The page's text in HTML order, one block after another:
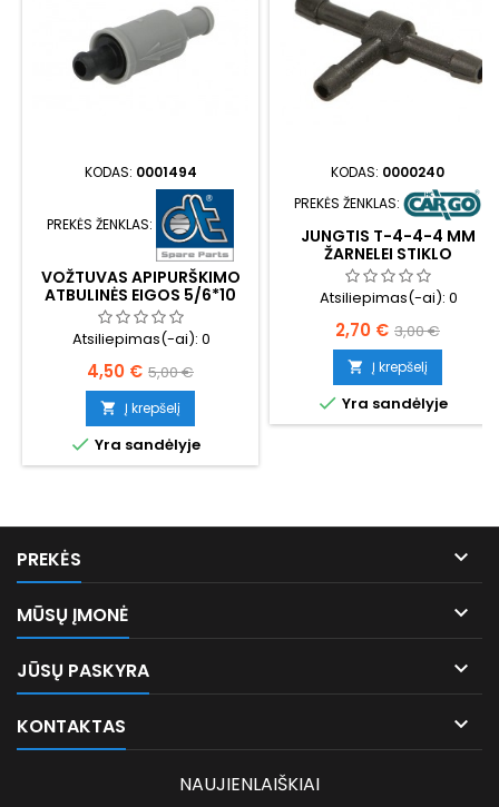
KODAS: 0001494
PREKĖS ŽENKLAS:
VOŽTUVAS APIPURŠKIMO
ATBULINĖS EIGOS 5/6*10
MM
Atsiliepimas(-ai): 0
Kaina
4,50 € Bazinė
kaina
5,00 €
 Į krepšelį
 Yra sandėlyje
KODAS: 0000240
PREKĖS ŽENKLAS:
JUNGTIS T-4-4-4 MM
ŽARNELEI STIKLO
APIPLOVIMO
Atsiliepimas(-ai): 0
Kaina
2,70 € Bazinė
kaina
3,00 €
 Į krepšelį
 Yra sandėlyje
PREKĖS 
MŪSŲ ĮMONĖ 
JŪSŲ PASKYRA 
KONTAKTAS 
NAUJIENLAIŠKIAI